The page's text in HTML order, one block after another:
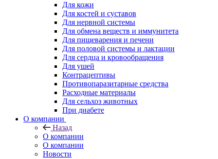
Для кожи
Для костей и суставов
Для нервной системы
Для обмена веществ и иммунитета
Для пищеварения и печени
Для половой системы и лактации
Для сердца и кровообращения
Для ушей
Контрацептивы
Противопаразитарные средства
Расходные материалы
Для сельхоз животных
При диабете
О компании
Назад
О компании
О компании
Новости